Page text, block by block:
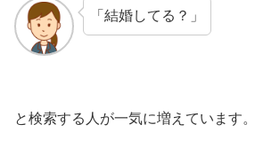
「結婚してる？」
と検索する人が一気に増えています。